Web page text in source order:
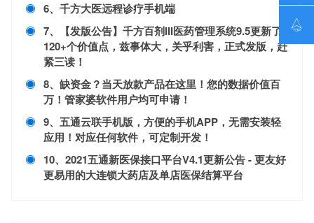
6、千方大医远程诊疗手机端
7、【发版公告】千方百剂III医药管理系统9.5更新了
120+个价值点，兹事体大，关乎利害，正式发版，赶
紧三读！
8、缺资金？当天放款产品在这里！您的数据价值百
万！管家婆软件用户均可申请！
9、五通云联手机版，方便的手机APP，无需安装轻
应用！对应任何软件，可定制开发！
10、2021五通新医保接口平台V4.1更新公告 - 更友好
更易用的大连锁大药店及单店医保结算平台
